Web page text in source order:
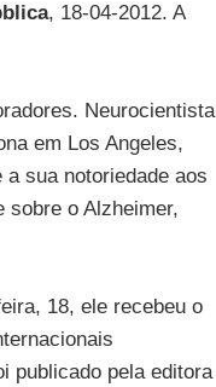
, 18-04-2012. A
Neurocientista
em Los Angeles,
a sua notoriedade aos
sobre o Alzheimer,
18, ele recebeu o
publicado pela editora